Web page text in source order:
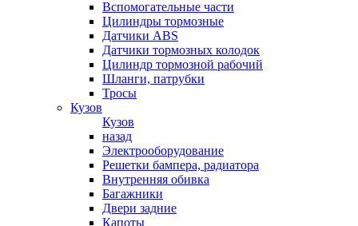
Вспомогательные части
Цилиндры тормозные
Датчики ABS
Датчики тормозных колодок
Цилиндр тормозной рабочий
Шланги, патрубки
Тросы
Кузов
Кузов
назад
Электрооборудование
Решетки бампера, радиатора
Внутренняя обивка
Багажники
Двери задние
Капоты